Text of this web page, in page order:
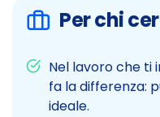
Per chi
Nel lavoro che ti
fa la differenza:
ideale.